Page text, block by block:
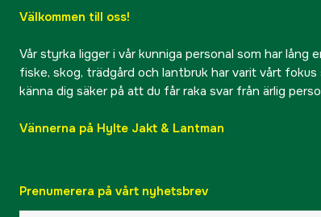
Välkommen till oss!
Vår styrka ligger i vår kunniga personal som har lång
fiske, skog, trädgård och lantbruk har varit vårt fokus
känna dig säker på att du får raka svar från ärlig
Vännerna på Hylte Jakt & Lantman
Prenumerera på vårt nyhetsbrev